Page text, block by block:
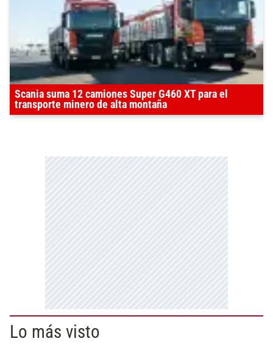
Scania suma 12 camiones Super G460 XT para el
transporte minero de alta montaña
Lo más visto